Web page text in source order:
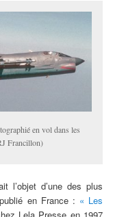
en vol dans les
Francillon)
l’objet d’une des plus
en France : « Les